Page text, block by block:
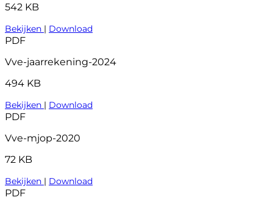
542 KB
Bekijken | Download
PDF
Vve-jaarrekening-2024
494 KB
Bekijken | Download
PDF
Vve-mjop-2020
72 KB
Bekijken | Download
PDF